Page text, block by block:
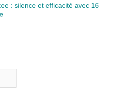
: silence et efficacité avec 16